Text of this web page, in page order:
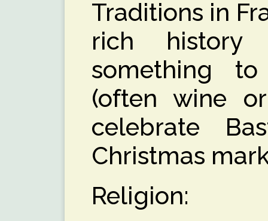
Traditions in
rich
something
(often wine
celebrate
Christmas
Religion: